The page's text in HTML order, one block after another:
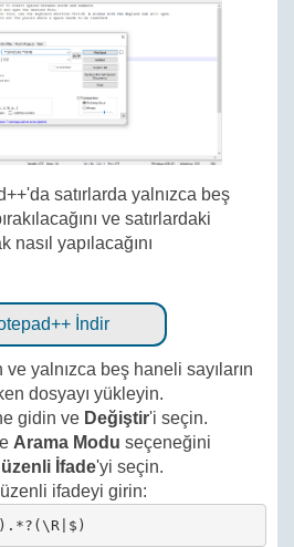
satırlarda yalnızca beş
ve satırlardaki
nasıl yapılacağını
İndir
ve yalnızca beş haneli sayıların
dosyayı yükleyin.
gidin ve Değiştir'i seçin.
Arama Modu seçeneğini
İfade'yi seçin.
ifadeyi girin: